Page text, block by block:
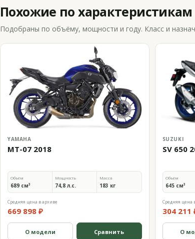
Похожие по характеристикам
Подобраны по объёму, мощности и году. Класс и
YAMAHA
MT-07 2018
Объём
689 см³
Мощность
74,8 л.с.
Масса
183 кг
Средняя цена в архиве
669 898 ₽
О модели Сравнить
SUZUKI
SV 650
Объём
645 см³
Средняя цена
304 211
О